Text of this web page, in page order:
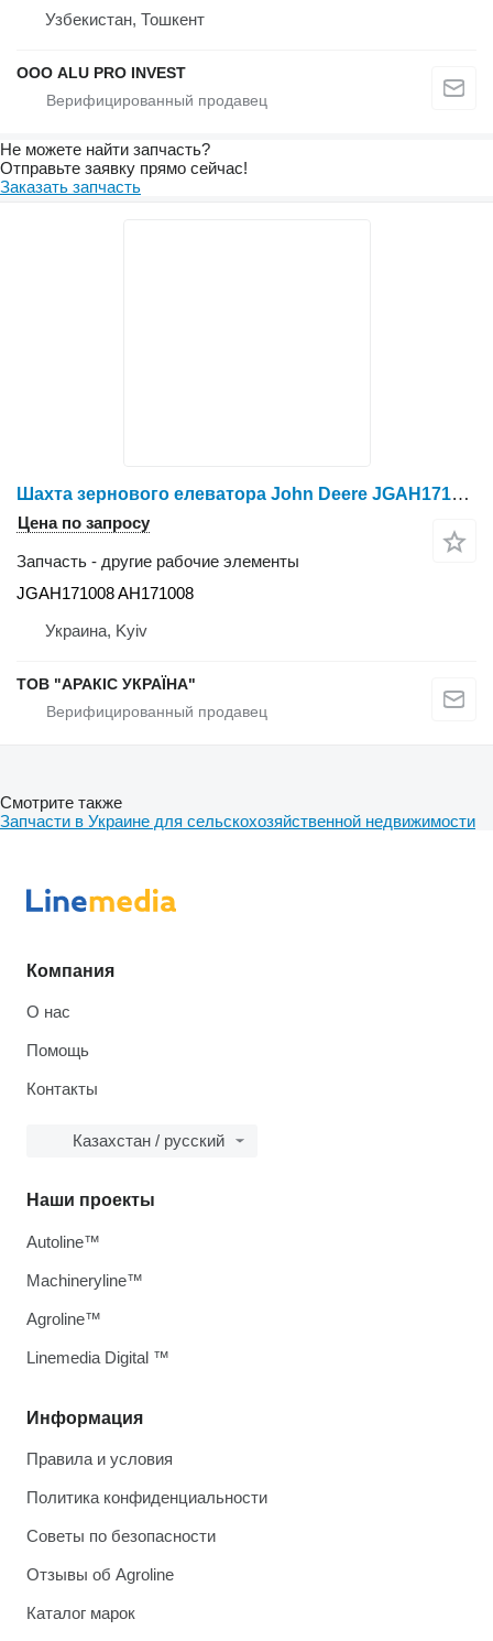
Узбекистан, Тошкент
ООО ALU PRO INVEST
Не можете найти запчасть?
Отправьте заявку прямо сейчас!
Заказать запчасть
Шахта зернового елеватора John Deere JGAH171008 для элеваторов и зернохранилищ John Deere
Цена по запросу
Запчасть - другие рабочие элементы
JGAH171008 AH171008
Украина, Kyiv
ТОВ "АРАКІС УКРАЇНА"
Смотрите также
Запчасти в Украине для сельскохозяйственной недвижимости
Компания
О нас
Помощь
Контакты
Казахстан / русский
Информация
Правила и условия
Политика конфиденциальности
Советы по безопасности
Отзывы об Agroline
Каталог марок
Наши проекты
Autoline™
Machineryline™
Agroline™
Linemedia Digital ™